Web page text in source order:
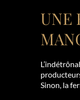
UNE
Sinon, la